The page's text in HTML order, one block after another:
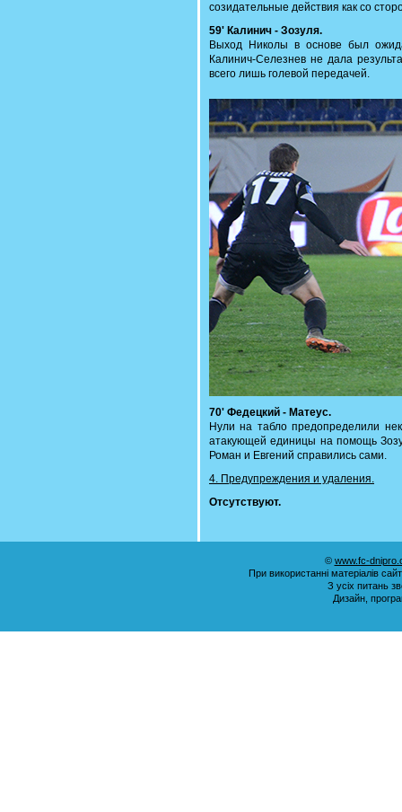
созидательные действия как со
59' Калинич - Зозуля.
Выход Николы в основе был
Калинич-Селезнев не дала
всего лишь голевой передачей.
70' Федецкий - Матеус.
Нули на табло предопределили
атакующей единицы на помощь
Роман и Евгений справились сами.
4. Предупреждения и удаления.
Отсутствуют.
© www.fc-
При використанні матеріалів
З усіх питань
Дизайн,